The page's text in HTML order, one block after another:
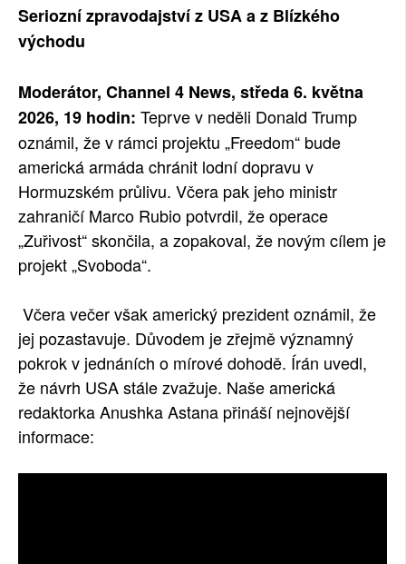
SOCIÁLNÍ SÍTĚ
PLNÁ VERZE STRÁNEK
Seriozní zpravodajství z USA a z Blízkého
východu
Moderátor, Channel 4 News, středa 6. května
2026, 19 hodin: Teprve v neděli Donald Trump
oznámil, že v rámci projektu „Freedom“ bude
americká armáda chránit lodní dopravu v
Hormuzském průlivu. Včera pak jeho ministr
zahraničí Marco Rubio potvrdil, že operace
„Zuřivost“ skončila, a zopakoval, že novým cílem je
projekt „Svoboda“.
Včera večer však americký prezident oznámil, že
jej pozastavuje. Důvodem je zřejmě významný
pokrok v jednáních o mírové dohodě. Írán uvedl,
že návrh USA stále zvažuje. Naše americká
redaktorka Anushka Astana přináší nejnovější
informace: